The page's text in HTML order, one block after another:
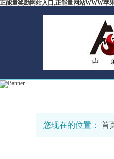
正能量奖励网站入口,正能量网站WWW苹
您现在的位置： 首